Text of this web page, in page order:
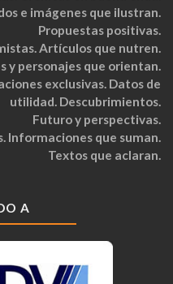
e imágenes que ilustran.
Propuestas positivas.
Artículos que nutren.
y personajes que orientan.
exclusivas. Datos de
utilidad. Descubrimientos.
Futuro y perspectivas.
Informaciones que suman.
Textos que aclaran.
A